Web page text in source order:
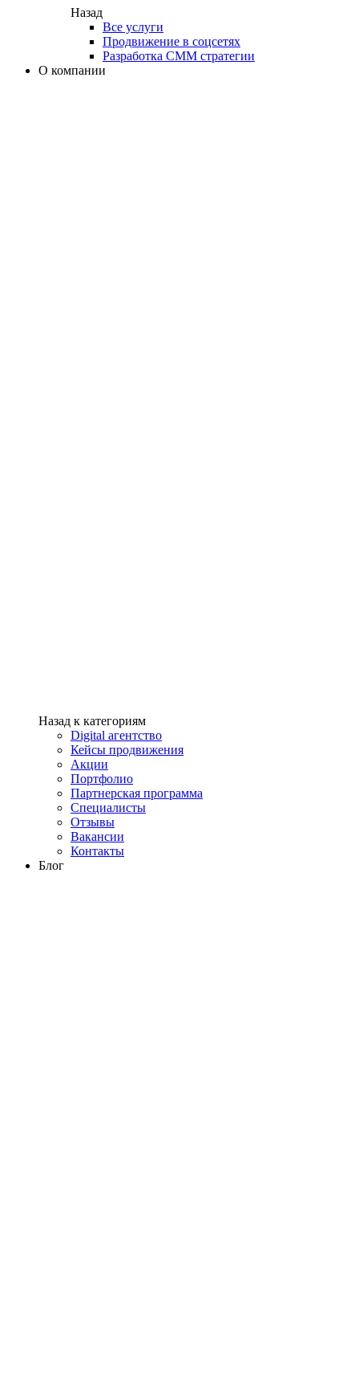
Назад
Все услуги
Продвижение в соцсетях
Разработка СММ стратегии
О компании
Назад к категориям
Digital агентство
Кейсы продвижения
Акции
Портфолио
Партнерская программа
Специалисты
Отзывы
Вакансии
Контакты
Блог